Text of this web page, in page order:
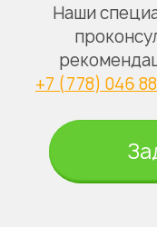
Наши
+7 (778) 046